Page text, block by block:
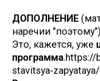
ДОПОЛНЕНИЕ
наречии "поэтому")
Это, кажется, уже
программа.https://
stavitsya-zapyataya/